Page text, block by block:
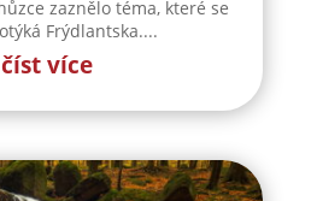
zaznělo téma, které se
Frýdlantska....
číst více